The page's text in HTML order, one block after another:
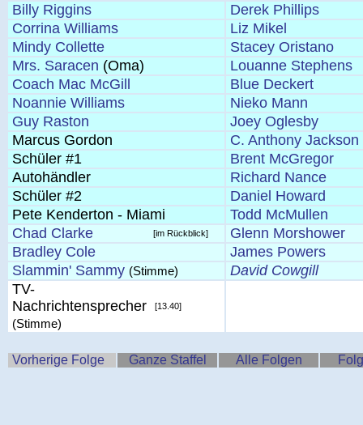
Billy Riggins
Derek Phillips
Corrina Williams
Liz Mikel
Mindy Collette
Stacey Oristano
Mrs. Saracen (Oma)
Louanne Stephens
Coach Mac McGill
Blue Deckert
Noannie Williams
Nieko Mann
Guy Raston
Joey Oglesby
Marcus Gordon
C. Anthony Jackson
Schüler #1
Brent McGregor
Autohändler
Richard Nance
Schüler #2
Daniel Howard
Pete Kenderton - Miami
Todd McMullen
Chad Clarke
[im Rückblick]
Glenn Morshower
Bradley Cole
James Powers
Slammin' Sammy (Stimme)
David Cowgill
TV-
Nachrichtensprecher
(Stimme)
[13.40]
Vorherige Folge Ganze Staffel Alle Folgen